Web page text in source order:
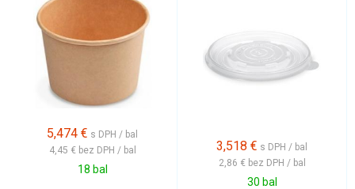
5,474 € s DPH / bal
4,45 € bez DPH / bal
18 bal
3,518 € s DPH / bal
2,86 € bez DPH / bal
30 bal